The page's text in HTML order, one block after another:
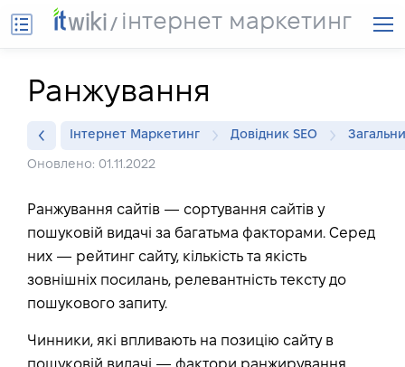
інтернет маркетинг
Ранжування
Інтернет Маркетинг Довідник SEO
Оновлено: 01.11.2022
Ранжування сайтів — сортування сайтів у
пошуковій видачі за багатьма факторами. Серед
них — рейтинг сайту, кількість та якість
зовнішніх посилань, релевантність тексту до
пошукового запиту.
Чинники, які впливають на позицію сайту в